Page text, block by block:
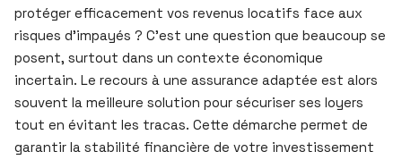
protéger efficacement vos revenus locatifs face aux
risques d’impayés ? C’est une question que beaucoup se
posent, surtout dans un contexte économique
incertain. Le recours à une assurance adaptée est alors
souvent la meilleure solution pour sécuriser ses loyers
tout en évitant les tracas. Cette démarche permet de
garantir la stabilité financière de votre investissement